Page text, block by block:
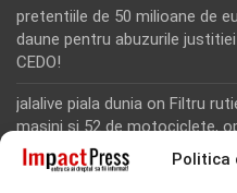
Politica
pretentiile de 50 milioane de
daune pentru abuzurile
CEDO!
jalalive piala dunia on Filtru
masini si 52 de motociclete,
Rodion Camatoritul on Inca